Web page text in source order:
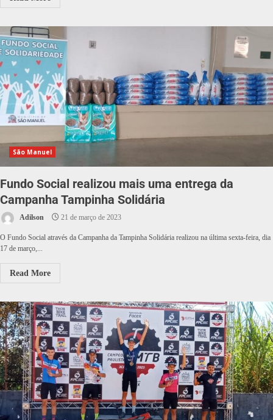
São Manuel
Fundo Social realizou mais uma entrega da
Campanha Tampinha Solidária
Adilson 21 de março de 2023
O Fundo Social através da Campanha da Tampinha Solidária realizou na última sexta-feira, dia
17 de março,...
Read More